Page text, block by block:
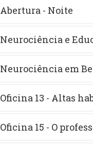
Abertura - Noite
Neurociência e
Neurociência em
Oficina 13 - Altas
Oficina 15 - O